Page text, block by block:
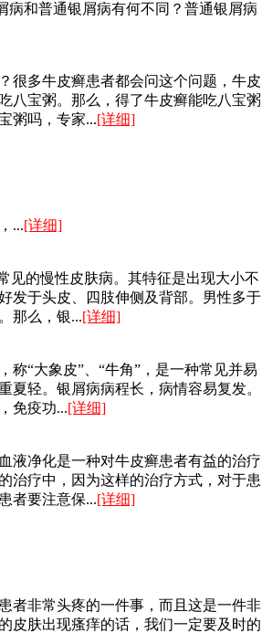
病和普通银屑病有何不同？普通银屑病
很多牛皮癣患者都会问这个问题，牛皮
八宝粥。那么，得了牛皮癣能吃八宝粥
粥吗，专家...[详细]
...[详细]
见的慢性皮肤病。其特征是出现大小不
发于头皮、四肢伸侧及背部。男性多于
那么，银...[详细]
“大象皮”、“牛角”，是一种常见并易
轻。银屑病病程长，病情容易复发。
免疫功...[详细]
液净化是一种对牛皮癣患者有益的治疗
治疗中，因为这样的治疗方式，对于患
者要注意保...[详细]
者非常头疼的一件事，而且这是一件非
皮肤出现瘙痒的话，我们一定要及时的